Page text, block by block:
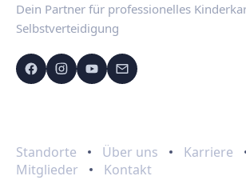
Dein Partner für professionelles
Selbstverteidigung
Standorte
Über uns
Karriere
Mitglieder
Kontakt